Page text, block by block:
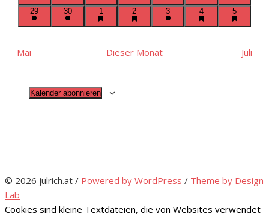
VeranstaltungenVeranstaltungen
29 30 1
has
featured
Veranstaltungen
2has
featured
Veranstaltungen
3 4has
featured
Veranstaltungen
5has
featured
Mai Dieser Monat Juli
Kalender abonnieren
© 2026 julrich.at / Powered by WordPress / Theme by Design
Lab
Cookies sind kleine Textdateien, die von Websites verwendet